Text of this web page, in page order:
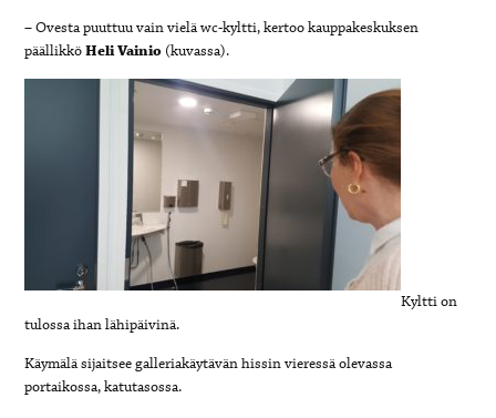
– Ovesta puuttuu vain vielä wc-kyltti, kertoo kauppakeskuksen
päällikköHeli Vainio (kuvassa).
Kyltti on
tulossa ihan lähipäivinä.
Käymälä sijaitsee galleriakäytävän hissin vieressä olevassa
portaikossa, katutasossa.